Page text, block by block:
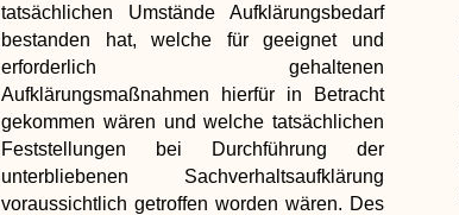
tatsächlichen Umstände Aufklärungsbedarf
bestanden hat, welche für geeignet und
erforderlich gehaltenen
Aufklärungsmaßnahmen hierfür in Betracht
gekommen wären und welche tatsächlichen
Feststellungen bei Durchführung der
unterbliebenen Sachverhaltsaufklärung
voraussichtlich getroffen worden wären. Des